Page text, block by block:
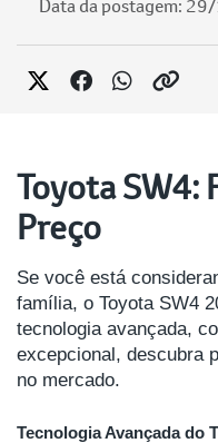
Data da postagem:
Toyota SW4:
Preço
Se você está
família, o Toyota SW4
tecnologia avançada,
excepcional, descubra
no mercado.
Tecnologia Avançada do